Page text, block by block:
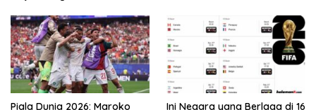
Piala Dunia 2026: Maroko
Ini Negara yang Berlaga di 16